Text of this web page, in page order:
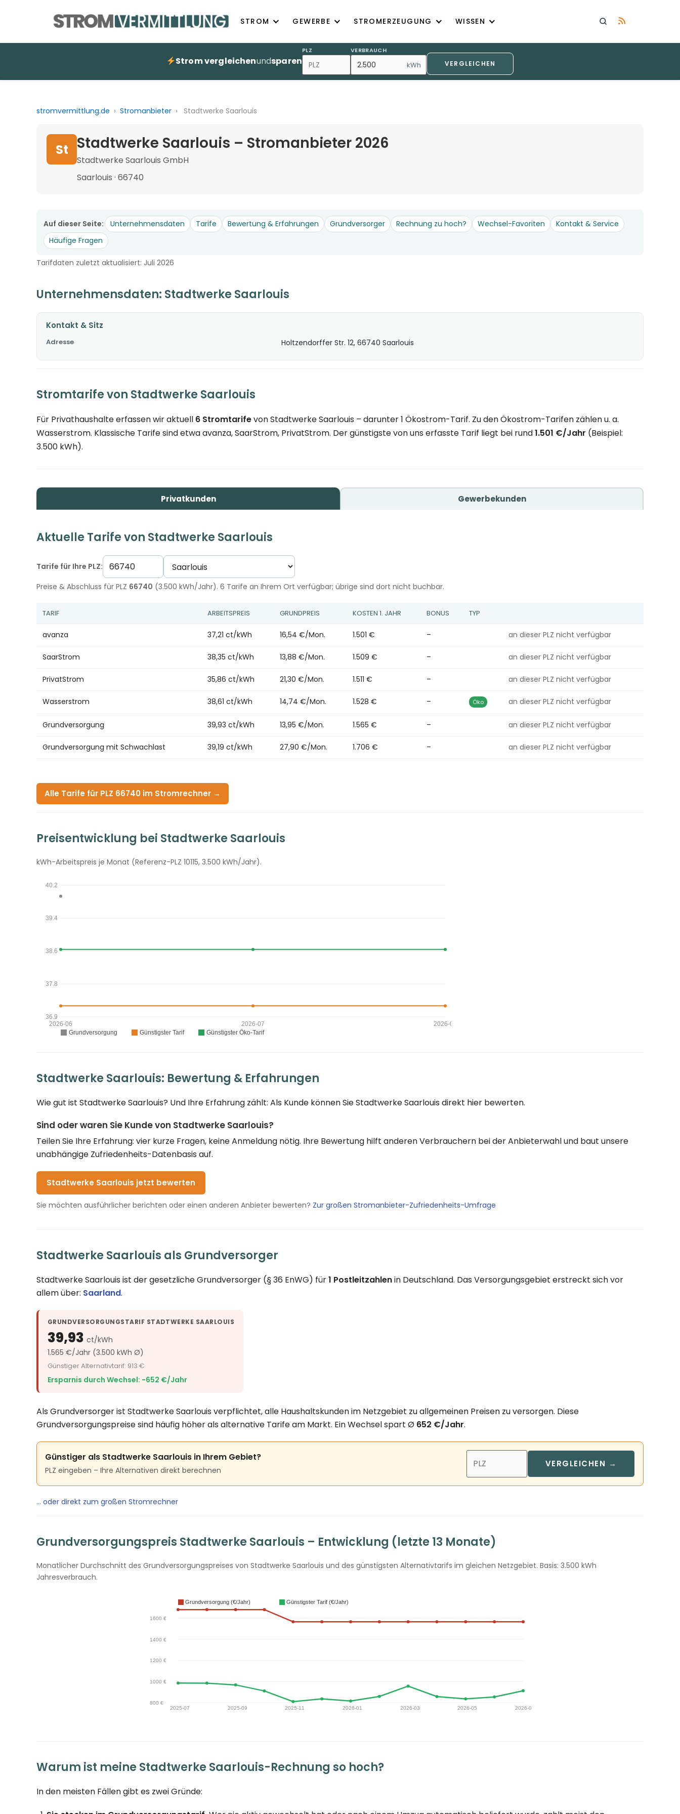
STROM GEWERBE STROMERZEUGUNG WISSEN
Strom vergleichenundsparen
PLZ VERBRAUCH
kWh VERGLEICHEN
stromvermittlung.de › Stromanbieter › Stadtwerke Saarlouis
St Stadtwerke Saarlouis – Stromanbieter 2026
Stadtwerke Saarlouis GmbH
Saarlouis · 66740
Auf dieser Seite: Unternehmensdaten Tarife Bewertung & Erfahrungen Grundversorger Rechnung zu hoch? Wechsel-Favoriten
Kontakt & Service
Häufige Fragen
Tarifdaten zuletzt aktualisiert: Juli 2026
Unternehmensdaten: Stadtwerke Saarlouis
Kontakt & Sitz
Adresse Holtzendorffer Str. 12, 66740 Saarlouis
Stromtarife von Stadtwerke Saarlouis
Für Privathaushalte erfassen wir aktuell 6 Stromtarifevon Stadtwerke Saarlouis – darunter 1 Ökostrom-Tarif. Zu den Ökostrom-Tarifen zählen u. a.
Wasserstrom. Klassische Tarife sind etwa avanza, SaarStrom, PrivatStrom. Der günstigste von uns erfasste Tarif liegt bei rund1.501 €/Jahr (Beispiel:
3.500 kWh).
Privatkunden Gewerbekunden
Aktuelle Tarife von Stadtwerke Saarlouis
Tarife für Ihre PLZ:
Preise & Abschluss für PLZ 66740 (3.500 kWh/Jahr). 6 Tarife an Ihrem Ort verfügbar; übrige sind dort nicht buchbar.
TARIF ARBEITSPREIS GRUNDPREIS KOSTEN 1. JAHR BONUS TYP
avanza 37,21 ct/kWh 16,54 €/Mon. 1.501 € – an dieser PLZ nicht verfügbar
SaarStrom 38,35 ct/kWh 13,88 €/Mon. 1.509 € – an dieser PLZ nicht verfügbar
PrivatStrom 35,86 ct/kWh 21,30 €/Mon. 1.511 € – an dieser PLZ nicht verfügbar
Wasserstrom 38,61 ct/kWh 14,74 €/Mon. 1.528 € – Öko an dieser PLZ nicht verfügbar
Grundversorgung 39,93 ct/kWh 13,95 €/Mon. 1.565 € – an dieser PLZ nicht verfügbar
Grundversorgung mit Schwachlast 39,19 ct/kWh 27,90 €/Mon. 1.706 € – an dieser PLZ nicht verfügbar
Alle Tarife für PLZ 66740 im Stromrechner →
Preisentwicklung bei Stadtwerke Saarlouis
kWh-Arbeitspreis je Monat (Referenz-PLZ 10115, 3.500 kWh/Jahr).
Stadtwerke Saarlouis: Bewertung & Erfahrungen
Wie gut ist Stadtwerke Saarlouis? Und Ihre Erfahrung zählt: Als Kunde können Sie Stadtwerke Saarlouis direkt hier bewerten.
Sind oder waren Sie Kunde von Stadtwerke Saarlouis?
Teilen Sie Ihre Erfahrung: vier kurze Fragen, keine Anmeldung nötig. Ihre Bewertung hilft anderen Verbrauchern bei der Anbieterwahl und baut unsere
unabhängige Zufriedenheits-Datenbasis auf.
Stadtwerke Saarlouis jetzt bewerten
Sie möchten ausführlicher berichten oder einen anderen Anbieter bewerten? Zur großen Stromanbieter-Zufriedenheits-Umfrage
Stadtwerke Saarlouis als Grundversorger
Stadtwerke Saarlouis ist der gesetzliche Grundversorger (§ 36 EnWG) für1 Postleitzahlenin Deutschland. Das Versorgungsgebiet erstreckt sich vor
allem über: Saarland.
GRUNDVERSORGUNGSTARIF STADTWERKE SAARLOUIS
39,93 ct/kWh
1.565 €/Jahr (3.500 kWh Ø)
Günstiger Alternativtarif: 913 €
Ersparnis durch Wechsel: −652 €/Jahr
Als Grundversorger ist Stadtwerke Saarlouis verpflichtet, alle Haushaltskunden im Netzgebiet zu allgemeinen Preisen zu versorgen. Diese
Grundversorgungspreise sind häufig höher als alternative Tarife am Markt. Ein Wechsel spart Ø 652 €/Jahr.
Günstiger als Stadtwerke Saarlouis in Ihrem Gebiet?
PLZ eingeben – Ihre Alternativen direkt berechnen
VERGLEICHEN →
… oder direkt zum großen Stromrechner
Grundversorgungspreis Stadtwerke Saarlouis – Entwicklung (letzte 13 Monate)
Monatlicher Durchschnitt des Grundversorgungspreises von Stadtwerke Saarlouis und des günstigsten Alternativtarifs im gleichen Netzgebiet. Basis: 3.500 kWh
Jahresverbrauch.
Warum ist meine Stadtwerke Saarlouis-Rechnung so hoch?
In den meisten Fällen gibt es zwei Gründe: